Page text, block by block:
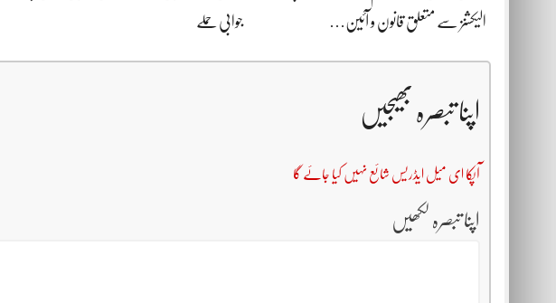
الیکشنز سے متعلق قانون و آئین… جوابی حملے
اپنا تبصرہ بھیجیں
آپکا ای میل ایڈریس شائع نہیں کیا جائے گا
اپنا تبصرہ لکھیں